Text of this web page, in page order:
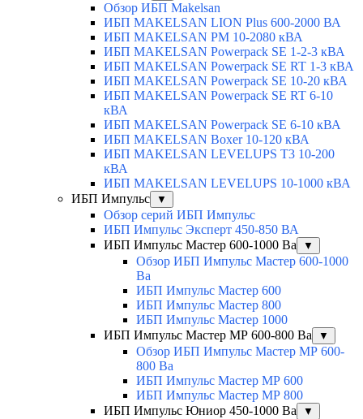
Обзор ИБП Makelsan
ИБП MAKELSAN LION Plus 600-2000 ВА
ИБП MAKELSAN PM 10-2080 кВА
ИБП MAKELSAN Powerpack SE 1-2-3 кВА
ИБП MAKELSAN Powerpack SE RT 1-3 кВА
ИБП MAKELSAN Powerpack SE 10-20 кВА
ИБП MAKELSAN Powerpack SE RT 6-10
кВА
ИБП MAKELSAN Powerpack SE 6-10 кВА
ИБП MAKELSAN Boxer 10-120 кВА
ИБП MAKELSAN LEVELUPS T3 10-200
кВА
ИБП MAKELSAN LEVELUPS 10-1000 кВА
ИБП Импульс
▼
Обзор серий ИБП Импульс
ИБП Импульс Эксперт 450-850 ВА
ИБП Импульс Мастер 600-1000 Ва
▼
Обзор ИБП Импульс Мастер 600-1000
Ва
ИБП Импульс Мастер 600
ИБП Импульс Мастер 800
ИБП Импульс Мастер 1000
ИБП Импульс Мастер МР 600-800 Ва
▼
Обзор ИБП Импульс Мастер МР 600-
800 Ва
ИБП Импульс Мастер МР 600
ИБП Импульс Мастер МР 800
ИБП Импульс Юниор 450-1000 Ва
▼